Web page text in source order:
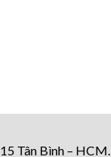
Tân Bình – HCM.